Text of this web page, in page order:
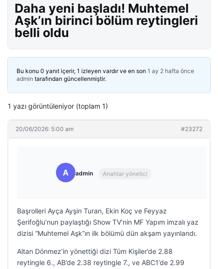
Daha yeni başladı! Muhtemel
Aşk’ın birinci bölüm reytingleri
belli oldu
Bu konu 0 yanıt içerir, 1 izleyen vardır ve en son 1 ay 2 hafta önce
admin tarafından güncellenmiştir.
1 yazı görüntüleniyor (toplam 1)
20/06/2026: 5:00 am #23272
A admin Anahtar yönetici
Başrolleri Ayça Ayşin Turan, Ekin Koç ve Feyyaz
Şerifoğlu’nun paylaştığı Show TV’nin MF Yapım imzalı yaz
dizisi “Muhtemel Aşk”ın ilk bölümü dün akşam yayınlandı.
Altan Dönmez’in yönettiği dizi Tüm Kişiler’de 2.88
reytingle 6., AB’de 2.38 reytingle 7., ve ABC1’de 2.99